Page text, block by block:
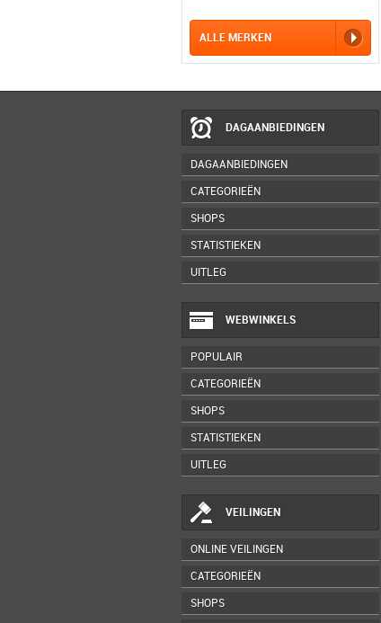
ALLE MERKEN
DAGAANBIEDINGEN
DAGAANBIEDINGEN
CATEGORIEËN
SHOPS
STATISTIEKEN
UITLEG
WEBWINKELS
POPULAIR
CATEGORIEËN
SHOPS
STATISTIEKEN
UITLEG
VEILINGEN
ONLINE VEILINGEN
CATEGORIEËN
SHOPS